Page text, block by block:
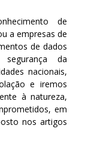
de
a empresas de
de dados
da
nacionais,
e iremos
à natureza,
em
nos artigos